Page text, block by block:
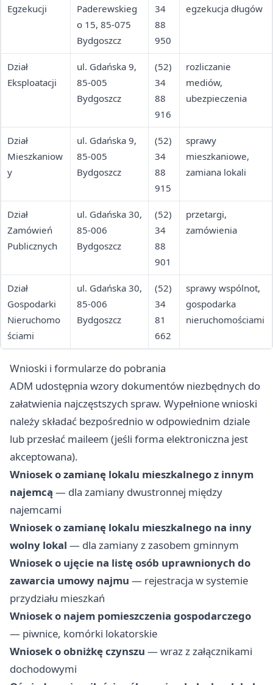
Egzekucji
Paderewskieg
o 15, 85-075
Bydgoszcz
34
88
950
egzekucja długów
Dział
Eksploatacji
ul. Gdańska 9,
85-005
Bydgoszcz
(52)
34
88
916
rozliczanie
mediów,
ubezpieczenia
Dział
Mieszkaniow
y
ul. Gdańska 9,
85-005
Bydgoszcz
(52)
34
88
915
sprawy
mieszkaniowe,
zamiana lokali
Dział
Zamówień
Publicznych
ul. Gdańska 30,
85-006
Bydgoszcz
(52)
34
88
901
przetargi,
zamówienia
Dział
Gospodarki
Nieruchomo
ściami
ul. Gdańska 30,
85-006
Bydgoszcz
(52)
34
81
662
sprawy wspólnot,
gospodarka
nieruchomościami
Wnioski i formularze do pobrania
ADM udostępnia wzory dokumentów niezbędnych do
załatwienia najczęstszych spraw. Wypełnione wnioski
należy składać bezpośrednio w odpowiednim dziale
lub przesłać maileem (jeśli forma elektroniczna jest
akceptowana).
Wniosek o zamianę lokalu mieszkalnego z innym
najemcą — dla zamiany dwustronnej między
najemcami
Wniosek o zamianę lokalu mieszkalnego na inny
wolny lokal — dla zamiany z zasobem gminnym
Wniosek o ujęcie na listę osób uprawnionych do
zawarcia umowy najmu — rejestracja w systemie
przydziału mieszkań
Wniosek o najem pomieszczenia gospodarczego
— piwnice, komórki lokatorskie
Wniosek o obniżkę czynszu — wraz z załącznikami
dochodowymi